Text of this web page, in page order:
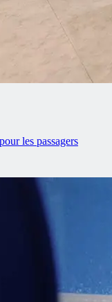
les passagers